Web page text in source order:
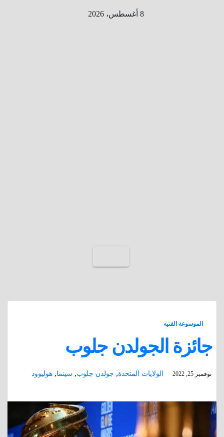
8 أغسطس، 2026
الموسوعة الفنيه
جائزة الجولدن جلوب
نوفمبر 25, 2022 الولايات المتحدة, جولدن جلوب, سينما, هوليوود